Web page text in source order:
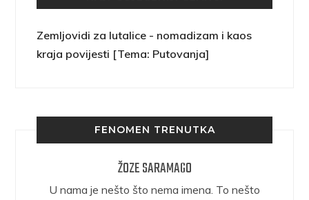
Zemljovidi za lutalice - nomadizam i kaos
kraja povijesti [Tema: Putovanja]
FENOMEN TRENUTKA
ŽOZE SARAMAGO
U nama je nešto što nema imena. To nešto